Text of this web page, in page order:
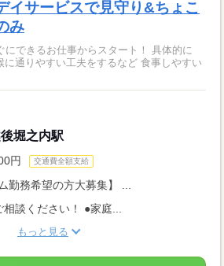
イサービスで見守り&ちょこ
み
きるお仕事からスタート！ 具体的に
堀之内駅
円 交通費全額支給
勤務希望の方大募集】 ...
相談ください！ ●家庭...
もっと見る